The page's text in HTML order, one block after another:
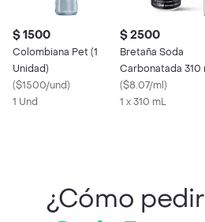
$ 1500
Colombiana Pet (1
Unidad)
($1500/und)
1 Und
$ 2500
Bretaña Soda
Carbonatada 310
($8.07/ml)
1 x 310 mL
¿Cómo pedir